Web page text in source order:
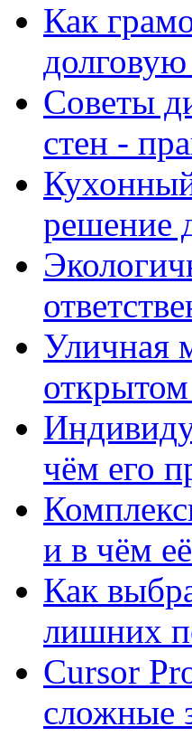
Как
Советы
стен -
решение
Уличная
чём его
и в чём
Как
лишних
Cursor
сложные